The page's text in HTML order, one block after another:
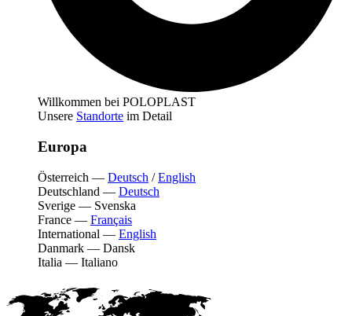
Willkommen bei POLOPLAST
Unsere Standorte im Detail
Europa
Österreich — Deutsch /English
Deutschland — Deutsch
Sverige — Svenska
France — Français
International — English
Danmark — Dansk
Italia — Italiano